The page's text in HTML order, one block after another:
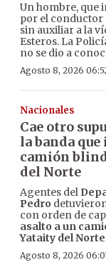
Un hombre, que
por el conductor
sin auxiliar a la
Esteros. La
no se dio a
Agosto 8, 2026
Nacionales
Cae otro
la banda
camión
del Norte
Agentes del
Pedro
con orden de
asalto a un
Yataity del Norte
Agosto 8, 2026